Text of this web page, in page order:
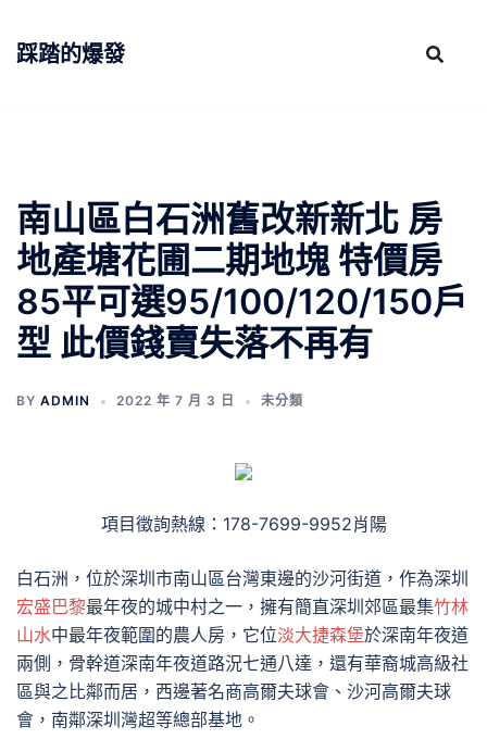
踩踏的爆發
南山區白石洲舊改新新北 房
地產塘花圃二期地塊 特價房
85平可選95/100/120/150戶
型 此價錢賣失落不再有
BY ADMIN 2022 年 7 月 3 日 未分類
項目徵詢熱線：178-7699-9952肖陽
白石洲，位於深圳市南山區台灣東邊的沙河街道，作為深圳
宏盛巴黎最年夜的城中村之一，擁有簡直深圳郊區最集竹林
山水中最年夜範圍的農人房，它位淡大捷森堡於深南年夜道
兩側，骨幹道深南年夜道路況七通八達，還有華裔城高級社
區與之比鄰而居，西邊著名商高爾夫球會、沙河高爾夫球
會，南鄰深圳灣超等總部基地。